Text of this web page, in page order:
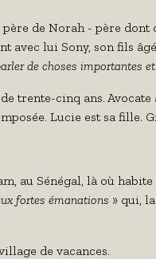
de Norah - père
avec lui Sony, son fils
de choses importantes
trente-cinq ans.
Lucie est sa fille.
au Sénégal, là où habite
fortes émanations » qui,
de vacances.